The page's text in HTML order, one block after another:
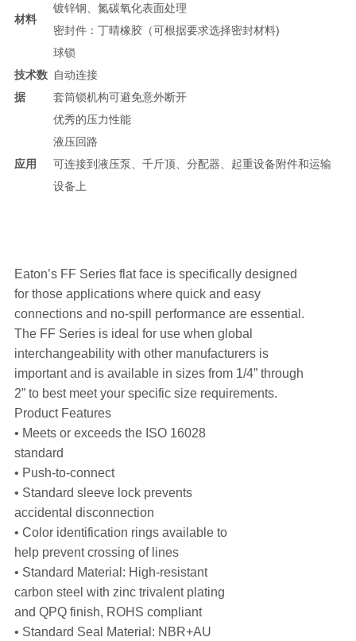
材料
镀锌钢、氮碳氧化表面处理
密封件：丁晴橡胶（可根据要求选择密封材料)
技术数
据
球锁
自动连接
套筒锁机构可避免意外断开
优秀的压力性能
应用
液压回路
可连接到液压泵、千斤顶、分配器、起重设备附件和运输
设备上
Eaton’s FF Series flat face is specifically designed
for those applications where quick and easy
connections and no-spill performance are essential.
The FF Series is ideal for use when global
interchangeability with other manufacturers is
important and is available in sizes from 1/4” through
2” to best meet your specific size requirements.
Product Features
• Meets or exceeds the ISO 16028
standard
• Push-to-connect
• Standard sleeve lock prevents
accidental disconnection
• Color identification rings available to
help prevent crossing of lines
• Standard Material: High-resistant
carbon steel with zinc trivalent plating
and QPQ finish, ROHS compliant
• Standard Seal Material: NBR+AU